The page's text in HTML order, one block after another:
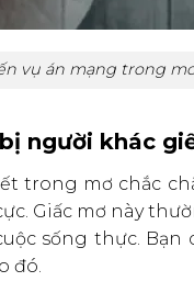
vụ án mạng trong
người khác
trong mơ chắc
Giấc mơ này
sống thực.
đó.